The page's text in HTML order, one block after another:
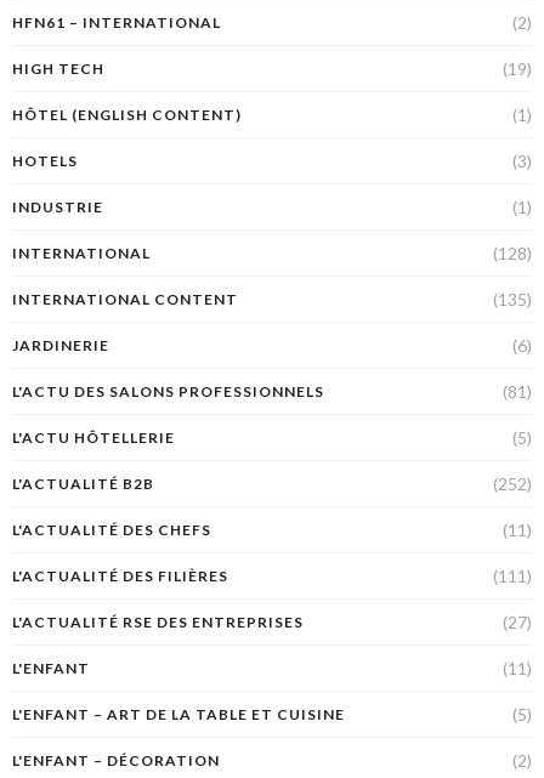
HFN61 – INTERNATIONAL (2)
HIGH TECH (19)
HÔTEL (ENGLISH CONTENT) (1)
HOTELS (3)
INDUSTRIE (1)
INTERNATIONAL (128)
INTERNATIONAL CONTENT (135)
JARDINERIE (6)
L'ACTU DES SALONS PROFESSIONNELS (81)
L'ACTU HÔTELLERIE (5)
L'ACTUALITÉ B2B (252)
L'ACTUALITÉ DES CHEFS (11)
L'ACTUALITÉ DES FILIÈRES (111)
L'ACTUALITÉ RSE DES ENTREPRISES (27)
L'ENFANT (11)
L'ENFANT – ART DE LA TABLE ET CUISINE (5)
L'ENFANT – DÉCORATION (2)